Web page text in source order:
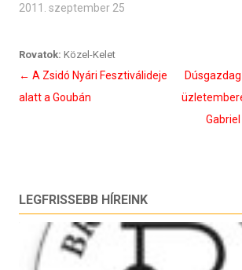
2011. szeptember 25
Rovatok: Közel-Kelet
Bejegyzés
navigáció
← A Zsidó Nyári Fesztiválideje
alatt a Goubán
LEGFRISSEBB HÍREINK